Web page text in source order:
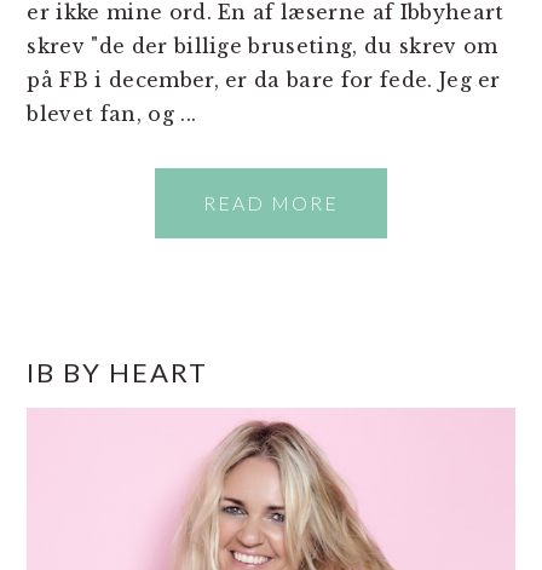
er ikke mine ord. En af læserne af Ibbyheart
skrev "de der billige bruseting, du skrev om
på FB i december, er da bare for fede. Jeg er
blevet fan, og ...
READ MORE
SIDEBAR
IB BY HEART